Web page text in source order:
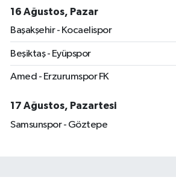
16 Ağustos, Pazar
Başakşehir - Kocaelispor
Beşiktaş - Eyüpspor
Amed - Erzurumspor FK
17 Ağustos, Pazartesi
Samsunspor - Göztepe